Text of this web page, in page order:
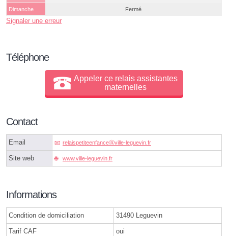
Dimanche
Fermé
Signaler une erreur
Téléphone
Appeler ce relais assistantes
maternelles
Contact
Email relaispetiteenfanceⓐville-leguevin.fr
Site web www.ville-leguevin.fr
Informations
Condition de domiciliation 31490 Leguevin
Tarif CAF oui